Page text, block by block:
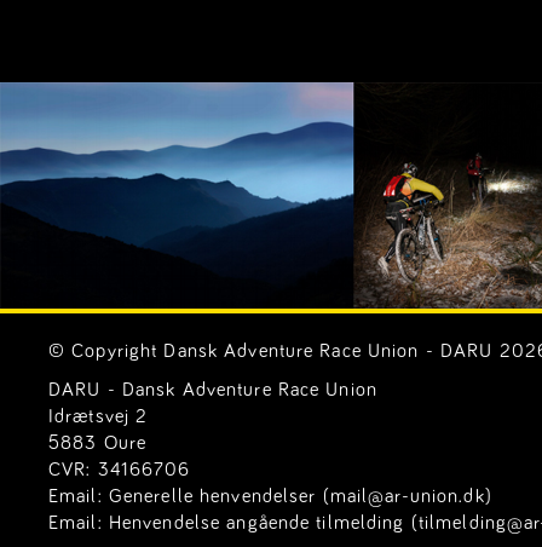
© Copyright Dansk Adventure Race Union - DARU
DARU - Dansk Adventure Race Union
Idrætsvej 2
5883 Oure
CVR: 34166706
Email: Generelle henvendelser (mail@ar-union.dk)
Email: Henvendelse angående tilmelding